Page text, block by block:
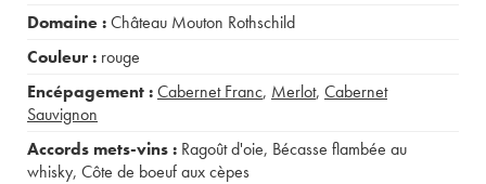
Domaine :Château Mouton Rothschild
Couleur : rouge
Encépagement :Cabernet Franc, Merlot, Cabernet
Sauvignon
Accords mets-vins : Ragoût d'oie, Bécasse flambée au
whisky, Côte de boeuf aux cèpes